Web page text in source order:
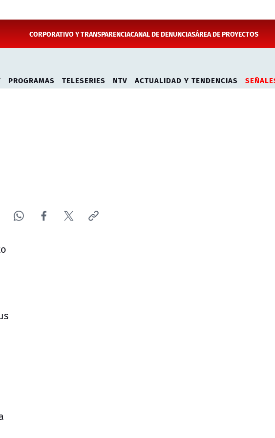
CORPORATIVO Y TRANSPARENCIACANAL DE DENUNCIASÁREA DE PROYECTOS
PROGRAMAS TELESERIES NTV ACTUALIDAD Y TENDENCIAS